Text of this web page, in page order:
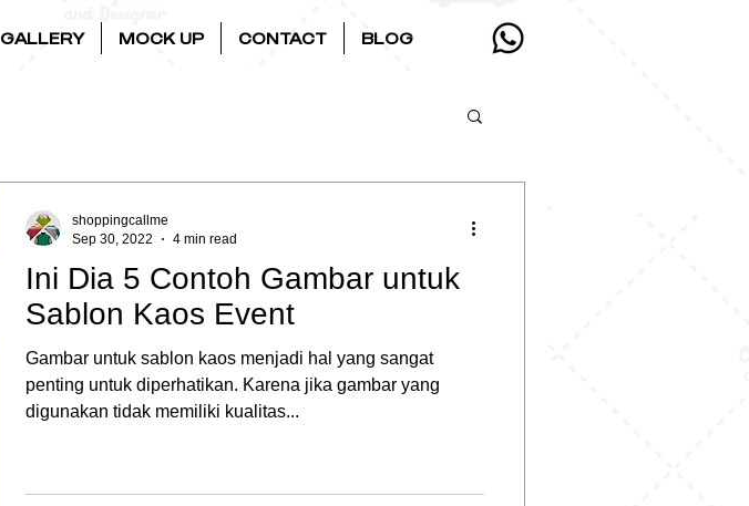
GALLERY MOCK UP CONTACT BLOG
Ini Dia 5 Contoh Gambar untuk
Sablon Kaos Event
Gambar untuk sablon kaos menjadi hal yang sangat
penting untuk diperhatikan. Karena jika gambar yang
digunakan tidak memiliki kualitas...
shoppingcallme
Sep 30, 2022
4 min read